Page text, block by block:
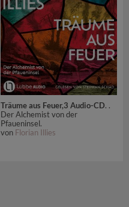
Träume aus Feuer,3 Audio-CD. .
Der Alchemist von der
Pfaueninsel.
von Florian Illies